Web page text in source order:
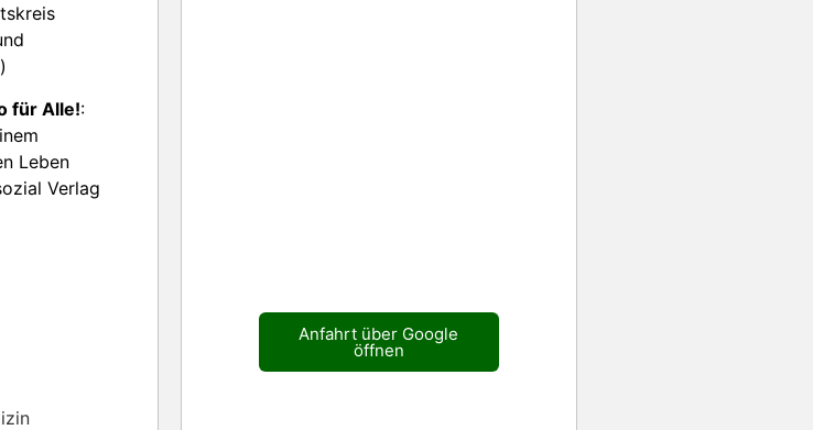
für Alle!:
Leben
Verlag
Anfahrt über Google
öffnen